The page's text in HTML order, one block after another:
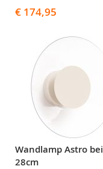
€ 174,95
Wandlamp Astro
28cm